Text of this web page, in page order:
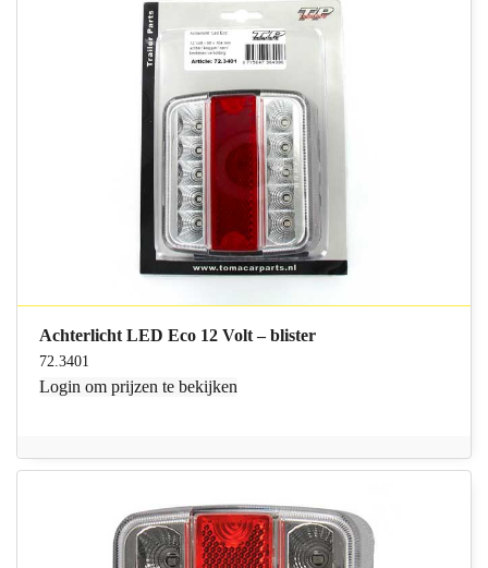
Achterlicht LED Eco 12 Volt – blister
72.3401
Login om prijzen te bekijken